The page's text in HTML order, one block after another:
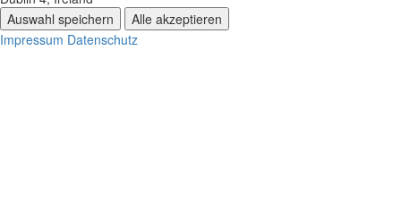
Auswahl speichern
Alle akzeptieren
Impressum Datenschutz